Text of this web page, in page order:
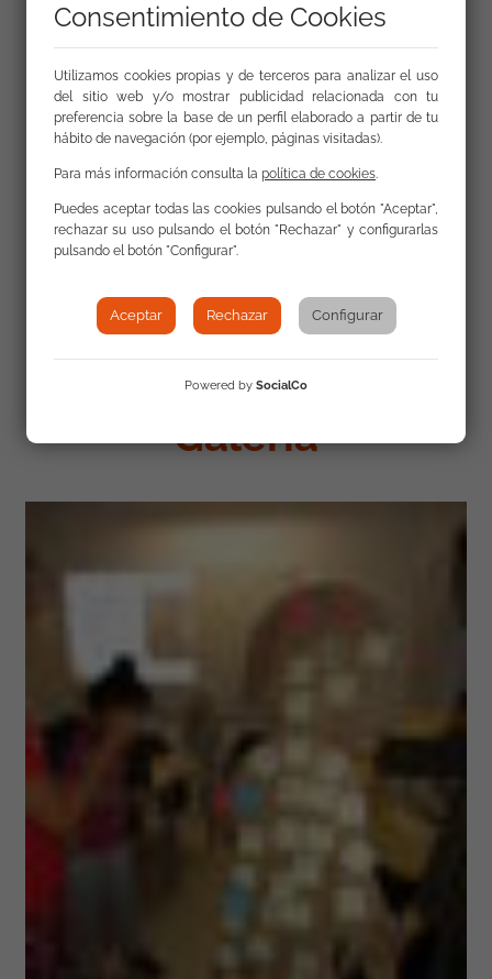
Enlaces
Consigue el Cuento de Partir de Cero
Galería
Consentimiento de Cookies
Utilizamos cookies propias y de terceros para analizar el uso
del sitio web y/o mostrar publicidad relacionada con tu
preferencia sobre la base de un perfil elaborado a partir de tu
hábito de navegación (por ejemplo, páginas visitadas).
Para más información consulta la política de cookies.
Puedes aceptar todas las cookies pulsando el botón "Aceptar",
rechazar su uso pulsando el botón "Rechazar" y configurarlas
pulsando el botón "Configurar".
Aceptar Rechazar Configurar
Powered by SocialCo